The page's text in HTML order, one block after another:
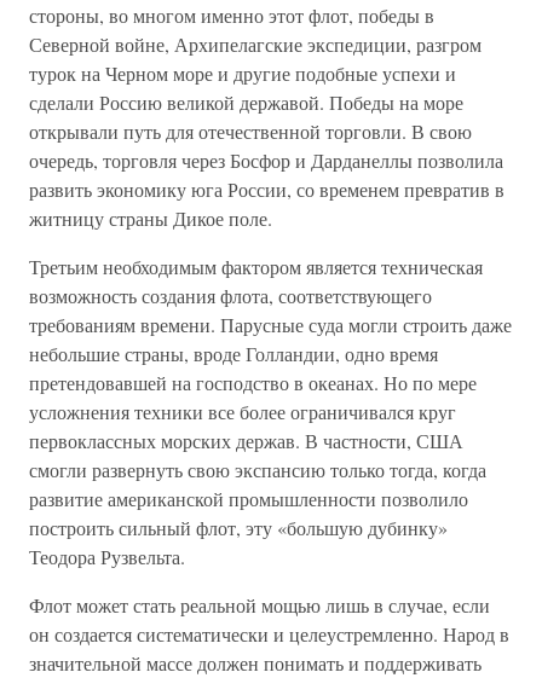
стороны, во многом именно этот флот, победы в
Северной войне, Архипелагские экспедиции, разгром
турок на Черном море и другие подобные успехи и
сделали Россию великой державой. Победы на море
открывали путь для отечественной торговли. В свою
очередь, торговля через Босфор и Дарданеллы позволила
развить экономику юга России, со временем превратив в
житницу страны Дикое поле.
Третьим необходимым фактором является техническая
возможность создания флота, соответствующего
требованиям времени. Парусные суда могли строить даже
небольшие страны, вроде Голландии, одно время
претендовавшей на господство в океанах. Но по мере
усложнения техники все более ограничивался круг
первоклассных морских держав. В частности, США
смогли развернуть свою экспансию только тогда, когда
развитие американской промышленности позволило
построить сильный флот, эту «большую дубинку»
Теодора Рузвельта.
Флот может стать реальной мощью лишь в случае, если
он создается систематически и целеустремленно. Народ в
значительной массе должен понимать и поддерживать